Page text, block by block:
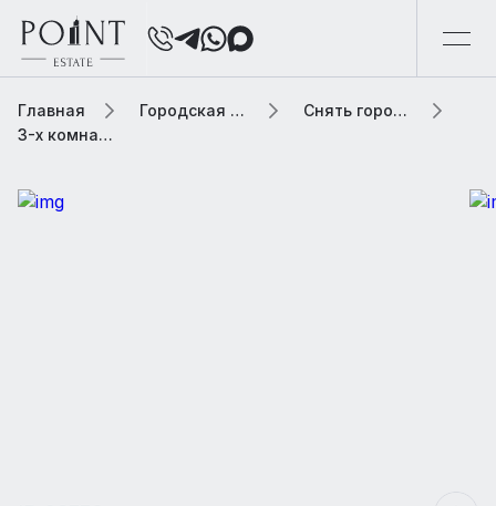
Главная Городская элитная недвижимость
Снять городскую недвижимость
3-х комнатная квартира, 124 м² В жилом комплексе «Звонарский»